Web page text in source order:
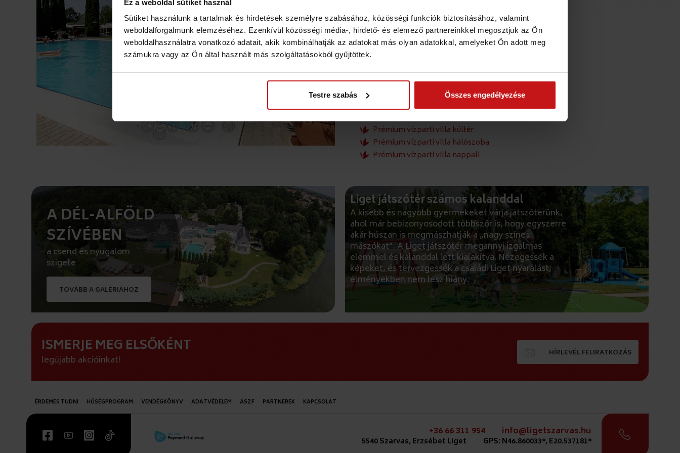
Ez a weboldal sütiket használ
Sütiket használunk a tartalmak és hirdetések személyre szabásához, közösségi funkciók biztosításához, valamint
weboldalforgalmunk elemzéséhez. Ezenkívül közösségi média-, hirdető- és elemező partnereinkkel megosztjuk az Ön
weboldalhasználatra vonatkozó adatait, akik kombinálhatják az adatokat más olyan adatokkal, amelyeket Ön adott meg
számukra vagy az Ön által használt más szolgáltatásokból gyűjtöttek.
Testre szabás Összes engedélyezése
APARTMANHÁZAK PANORÁMAKÉPEI:
Hat fős apartman egyik hálószobája
Apartman fürdőszobája
Négy fős apartman nappalija
Négy fős apartman egyik hálószobája
Prémium vízparti villa kültér
Prémium vízparti villa hálószoba
Prémium vízparti villa nappali
A DÉL-ALFÖLD
SZÍVÉBEN
a csend és nyugalom
szigete
TOVÁBB A GALÉRIÁHOZ
Liget játszótér számos kalanddal
A kisebb és nagyobb gyermekeket várja játszóterünk,
ahol már bebizonyosodott többször is, hogy egyszerre
akár húszan is megmászhatják a „nagy színes
mászókat”. A Liget játszótér megannyi izgalmas
elemmel és kalanddal lett kialakítva. Nézegessék a
képeket, és tervezgessék a családi Liget nyaralást,
élményekben nem lesz hiány.
ISMERJE MEG ELSŐKÉNT
legújabb akcióinkat!
HÍRLEVÉL FELIRATKOZÁS
ÉRDEMES TUDNI HŰSÉGPROGRAM VENDÉGKÖNYV ADATVÉDELEM ÁSZF PARTNEREK KAPCSOLAT
+36 66 311 954 info@ligetszarvas.hu
5540 Szarvas, Erzsébet Liget GPS: N46.860033°, E20.537181°